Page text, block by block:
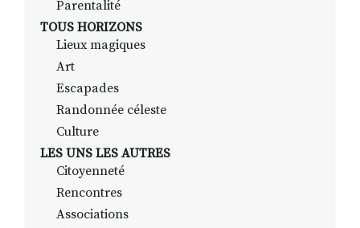
Parentalité
TOUS HORIZONS
Lieux magiques
Art
Escapades
Randonnée céleste
Culture
LES UNS LES AUTRES
Citoyenneté
Rencontres
Associations